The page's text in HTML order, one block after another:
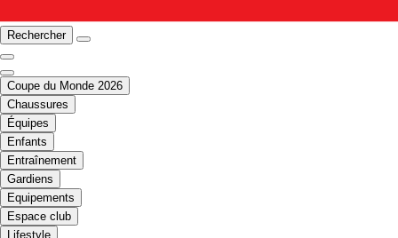
Rechercher
Coupe du Monde 2026
Chaussures
Équipes
Enfants
Entraînement
Gardiens
Equipements
Espace club
Lifestyle